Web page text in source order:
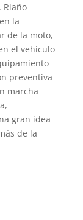
Riaño
la
de la moto,
el vehículo
preventiva
marcha
gran idea
de la